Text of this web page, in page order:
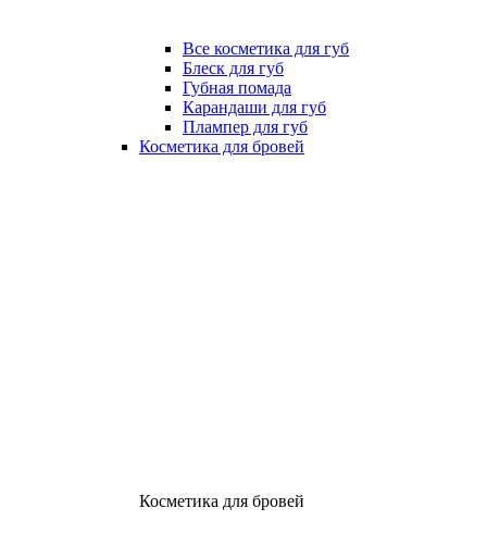
Все косметика для губ
Блеск для губ
Губная помада
Карандаши для губ
Плампер для губ
Косметика для бровей
Косметика для бровей